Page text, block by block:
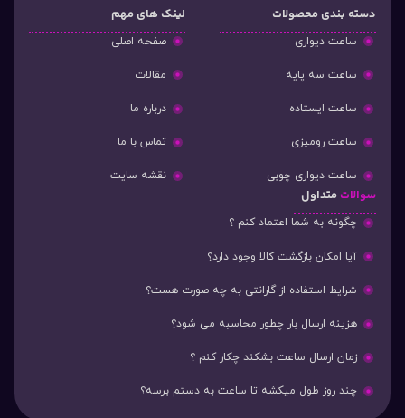
دسته‌ بندی محصولات
ساعت دیواری
ساعت سه پایه
ساعت ایستاده
ساعت رومیزی
ساعت دیواری چوبی
لینک های مهم
صفحه اصلی
مقالات
درباره ما
تماس با ما
نقشه سایت
سوالات متداول
چگونه به شما اعتماد کنم ؟
آیا امکان بازگشت کالا وجود دارد؟
شرایط استفاده از گارانتی به چه صورت هست؟
هزینه ارسال بار چطور محاسبه می شود؟
زمان ارسال ساعت بشکند چکار کنم ؟
چند روز طول میکشه تا ساعت به دستم برسه؟